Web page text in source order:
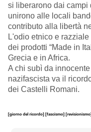
si liberarono dai campi
unirono alle locali
contributo alla libertà
L'odio etnico e
dei prodotti “Made in
Grecia e in Africa.
A chi subì da
nazifascista va il
dei Castelli Romani.
[giorno del ricordo] [fascismo]